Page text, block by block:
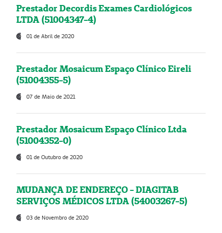
Prestador Decordis Exames Cardiológicos
LTDA (51004347-4)
01 de Abril de 2020
Prestador Mosaicum Espaço Clínico Eireli
(51004355-5)
07 de Maio de 2021
Prestador Mosaicum Espaço Clínico Ltda
(51004352-0)
01 de Outubro de 2020
MUDANÇA DE ENDEREÇO - DIAGITAB
SERVIÇOS MÉDICOS LTDA (54003267-5)
03 de Novembro de 2020